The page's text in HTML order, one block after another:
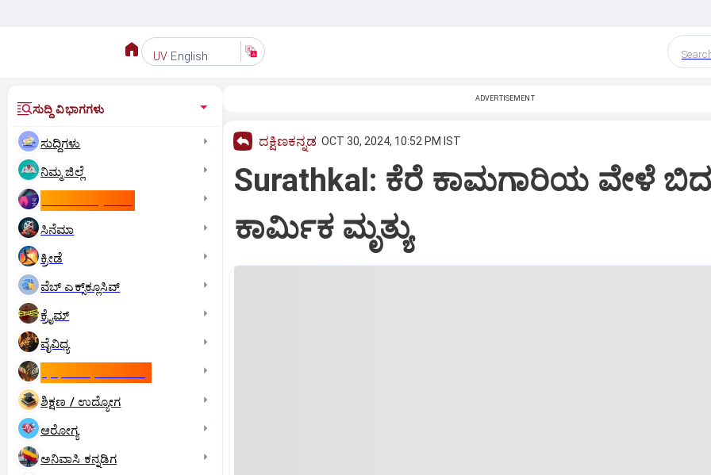
UV English
ಸುದ್ದಿ ವಿಭಾಗಗಳು
ಸುದ್ದಿಗಳು
ನಿಮ್ಮ ಜಿಲ್ಲೆ
ಸಿನೆಮಾ
ಕ್ರೀಡೆ
ವೆಬ್ ಎಕ್ಸ್‌ಕ್ಲೂಸಿವ್
ಕ್ರೈಮ್
ವೈವಿಧ್ಯ
ಶಿಕ್ಷಣ / ಉದ್ಯೋಗ
ಆರೋಗ್ಯ
ಅನಿವಾಸಿ ಕನ್ನಡಿಗ
ADVERTISEMENT
ದಕ್ಷಿಣಕನ್ನಡ OCT 30, 2024, 10:52 PM IST
Surathkal: ಕೆರೆ ಕಾಮಗಾರಿಯ ವೇಳೆ
ಕಾರ್ಮಿಕ ಮೃತ್ಯು